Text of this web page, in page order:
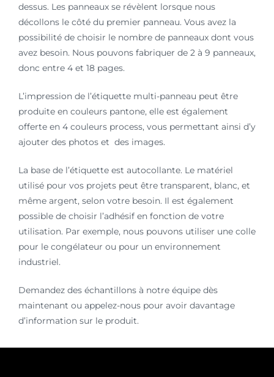
dessus. Les panneaux se révèlent lorsque nous
décollons le côté du premier panneau. Vous avez la
possibilité de choisir le nombre de panneaux dont vous
avez besoin. Nous pouvons fabriquer de 2 à 9 panneaux,
donc entre 4 et 18 pages.
L’impression de l’étiquette multi-panneau peut être
produite en couleurs pantone, elle est également
offerte en 4 couleurs process, vous permettant ainsi d’y
ajouter des photos et des images.
La base de l’étiquette est autocollante. Le matériel
utilisé pour vos projets peut être transparent, blanc, et
même argent, selon votre besoin. Il est également
possible de choisir l’adhésif en fonction de votre
utilisation. Par exemple, nous pouvons utiliser une colle
pour le congélateur ou pour un environnement
industriel.
Demandez des échantillons à notre équipe dès
maintenant ou appelez-nous pour avoir davantage
d’information sur le produit.